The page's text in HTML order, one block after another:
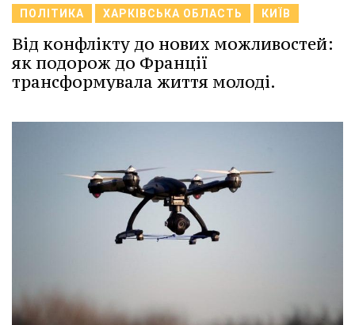
ПОЛІТИКА ХАРКІВСЬКА ОБЛАСТЬ КИЇВ
Від конфлікту до нових можливостей:
як подорож до Франції
трансформувала життя молоді.